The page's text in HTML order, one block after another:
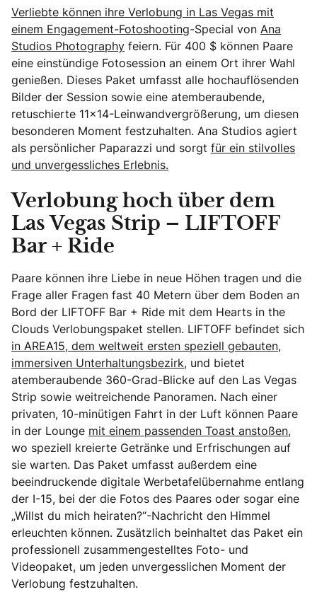
Verliebte können ihre Verlobung in Las Vegas mit
einem Engagement-Fotoshooting-Special von Ana
Studios Photography feiern. Für 400 $ können Paare
eine einstündige Fotosession an einem Ort ihrer Wahl
genießen. Dieses Paket umfasst alle hochauflösenden
Bilder der Session sowie eine atemberaubende,
retuschierte 11×14-Leinwandvergrößerung, um diesen
besonderen Moment festzuhalten. Ana Studios agiert
als persönlicher Paparazzi und sorgt für ein stilvolles
und unvergessliches Erlebnis.
Verlobung hoch über dem
Las Vegas Strip – LIFTOFF
Bar + Ride
Paare können ihre Liebe in neue Höhen tragen und die
Frage aller Fragen fast 40 Metern über dem Boden an
Bord der LIFTOFF Bar + Ride mit dem Hearts in the
Clouds Verlobungspaket stellen. LIFTOFF befindet sich
in AREA15, dem weltweit ersten speziell gebauten,
immersiven Unterhaltungsbezirk, und bietet
atemberaubende 360-Grad-Blicke auf den Las Vegas
Strip sowie weitreichende Panoramen. Nach einer
privaten, 10-minütigen Fahrt in der Luft können Paare
in der Lounge mit einem passenden Toast anstoßen,
wo speziell kreierte Getränke und Erfrischungen auf
sie warten. Das Paket umfasst außerdem eine
beeindruckende digitale Werbetafelübernahme entlang
der I-15, bei der die Fotos des Paares oder sogar eine
„Willst du mich heiraten?“-Nachricht den Himmel
erleuchten können. Zusätzlich beinhaltet das Paket ein
professionell zusammengestelltes Foto- und
Videopaket, um jeden unvergesslichen Moment der
Verlobung festzuhalten.